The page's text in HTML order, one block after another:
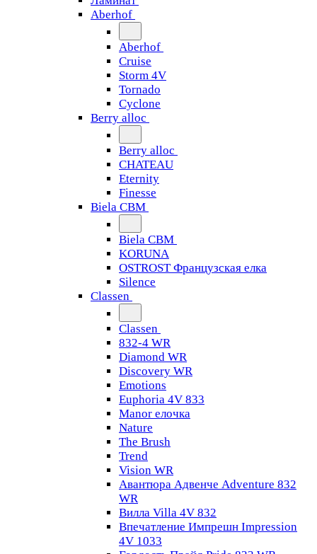
Aberhof
Aberhof
Cruise
Storm 4V
Tornado
Сyclone
Berry alloc
Berry alloc
CHATEAU
Eternity
Finesse
Biela CBM
Biela CBM
KORUNA
OSTROST Французская елка
Silence
Classen
Classen
832-4 WR
Diamond WR
Discovery WR
Emotions
Euphoria 4V 833
Manor елочка
Nature
The Brush
Trend
Vision WR
Авантюра Адвенче Adventure 832
WR
Вилла Villa 4V 832
Впечатление Импрешн Impression
4V 1033